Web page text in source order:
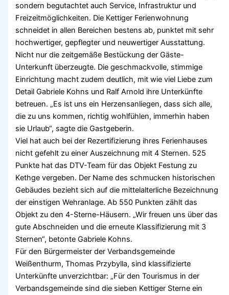
sondern begutachtet auch Service, Infrastruktur und
Freizeitmöglichkeiten. Die Kettiger Ferienwohnung
schneidet in allen Bereichen bestens ab, punktet mit sehr
hochwertiger, gepflegter und neuwertiger Ausstattung.
Nicht nur die zeitgemäße Bestückung der Gäste-
Unterkunft überzeugte. Die geschmackvolle, stimmige
Einrichtung macht zudem deutlich, mit wie viel Liebe zum
Detail Gabriele Kohns und Ralf Arnold ihre Unterkünfte
betreuen. „Es ist uns ein Herzensanliegen, dass sich alle,
die zu uns kommen, richtig wohlfühlen, immerhin haben
sie Urlaub“, sagte die Gastgeberin.
Viel hat auch bei der Rezertifizierung ihres Ferienhauses
nicht gefehlt zu einer Auszeichnung mit 4 Sternen. 525
Punkte hat das DTV-Team für das Objekt Festung zu
Kethge vergeben. Der Name des schmucken historischen
Gebäudes bezieht sich auf die mittelalterliche Bezeichnung
der einstigen Wehranlage. Ab 550 Punkten zählt das
Objekt zu den 4-Sterne-Häusern. „Wir freuen uns über das
gute Abschneiden und die erneute Klassifizierung mit 3
Sternen“, betonte Gabriele Kohns.
Für den Bürgermeister der Verbandsgemeinde
Weißenthurm, Thomas Przybylla, sind klassifizierte
Unterkünfte unverzichtbar: „Für den Tourismus in der
Verbandsgemeinde sind die sieben Kettiger Sterne ein